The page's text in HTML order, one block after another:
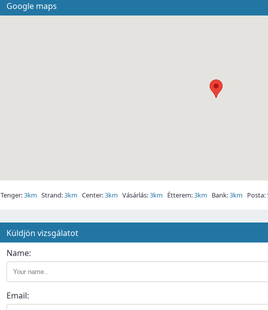
Google maps
Tenger:3km Strand:3km Center:3km Vásárlás:3km Étterem:3km Bank:3km Posta:
Küldjön vizsgálatot
Name:
Email: